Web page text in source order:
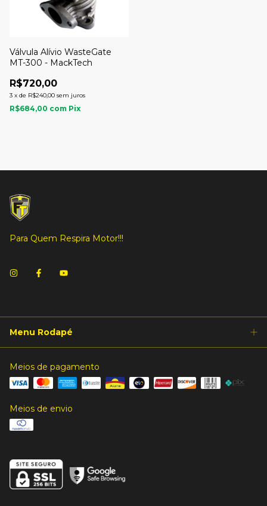
Válvula Alívio WasteGate
MT-300 - MackTech
R$720,00
3 x de R$240,00 sem juros
R$684,00 com Pix
Para Quem Respira Motor!!!
Menu Rodapé
Meios de pagamento
Meios de envio